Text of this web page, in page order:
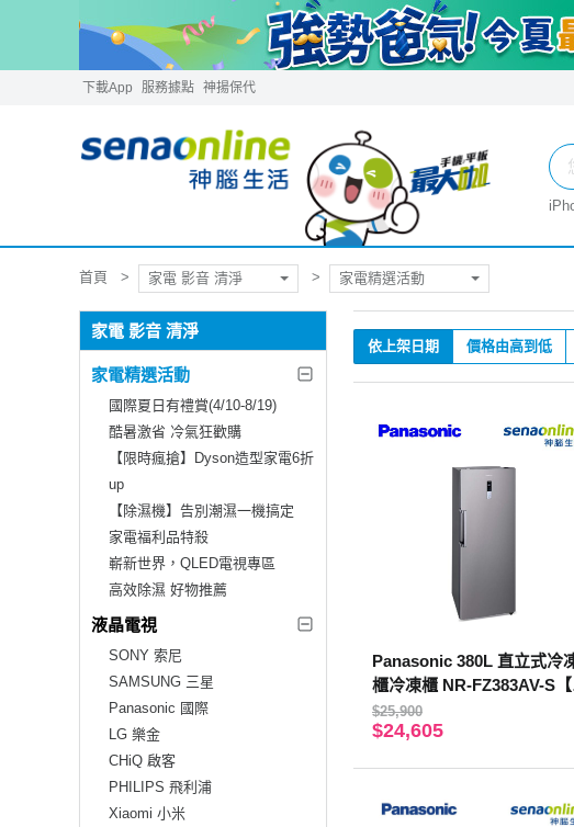
下載App 服務據點 神揚保代
首頁 家電 影音 清淨 家電精選活動
家電 影音 清淨
家電精選活動
國際夏日有禮賞(4/10-8/19)
酷暑激省 冷氣狂歡購
【限時瘋搶】Dyson造型家電6折
up
【除濕機】告別潮濕一機搞定
家電福利品特殺
嶄新世界，QLED電視專區
高效除濕 好物推薦
液晶電視
SONY 索尼
SAMSUNG 三星
Panasonic 國際
LG 樂金
CHiQ 啟客
PHILIPS 飛利浦
Xiaomi 小米
依上架日期 價格由高到低
Panasonic 380L 直立式冷
櫃冷凍櫃 NR-FZ383AV-S
基本安裝】
$25,900
$24,605